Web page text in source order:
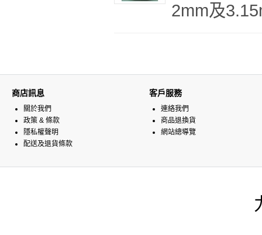
2mm及
商店訊息
關於我們
政策 & 條款
隱私權聲明
配送及退貨條款
客戶服務
連絡我們
商品退換貨
網站總導覽